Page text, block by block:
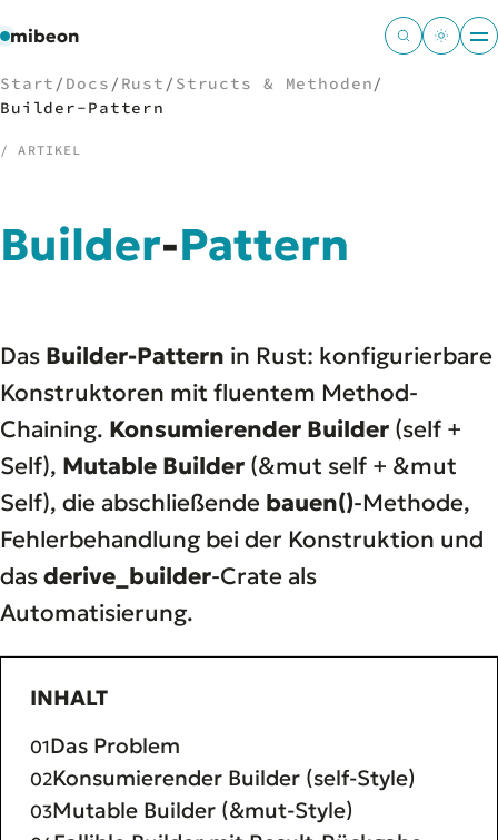
mibeon
01 Start
05Docs
06Tools
07Welten
Start / Docs / Rust / Structs & Methoden/
Builder-Pattern
/ ARTIKEL
Builder-Pattern
Das Builder-Pattern in Rust: konfigurierbare
Konstruktoren mit fluentem Method-
Chaining. Konsumierender Builder (self +
Self), Mutable Builder (&mut self + &mut
Self), die abschließende bauen()-Methode,
Fehlerbehandlung bei der Konstruktion und
dasderive_builder-Crate als
Automatisierung.
INHALT
Das Problem
Konsumierender Builder (self-Style)
Mutable Builder (&mut-Style)